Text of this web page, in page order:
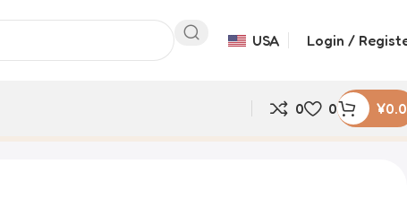
USA Login /
0 0 ¥